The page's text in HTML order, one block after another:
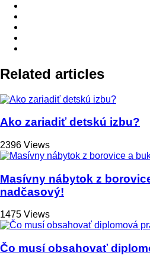
Related articles
Ako zariadiť detskú izbu?
2396 Views
Masívny nábytok z
nadčasový!
1475 Views
Čo musí obsahovať